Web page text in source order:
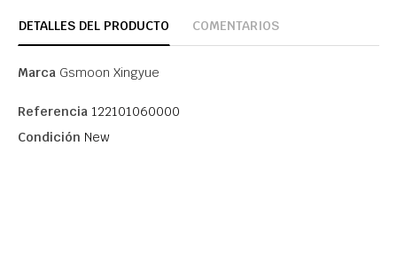
DETALLES DEL PRODUCTO COMENTARIOS
Marca Gsmoon Xingyue
Referencia 122101060000
Condición New